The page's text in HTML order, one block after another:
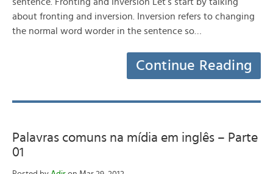
about fronting and inversion. Inversion refers to changing
the normal word worder in the sentence so…
Continue Reading
Palavras comuns na mídia em inglês – Parte
01